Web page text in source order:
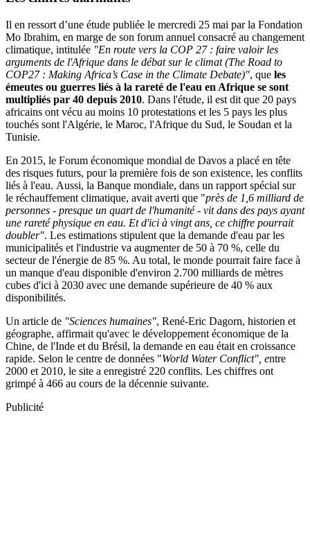
Il en ressort d’une étude publiée le mercredi 25 mai par la Fondation
Mo Ibrahim, en marge de son forum annuel consacré au changement
climatique, intitulée "En route vers la COP 27 : faire valoir les
arguments de l'Afrique dans le débat sur le climat (The Road to
COP27 : Making Africa’s Case in the Climate Debate)", que les
émeutes ou guerres liés à la rareté de l'eau en Afrique se sont
multipliés par 40 depuis 2010. Dans l'étude, il est dit que 20 pays
africains ont vécu au moins 10 protestations et les 5 pays les plus
touchés sont l'Algérie, le Maroc, l'Afrique du Sud, le Soudan et la
Tunisie.
En 2015, le Forum économique mondial de Davos a placé en tête
des risques futurs, pour la première fois de son existence, les conflits
liés à l'eau. Aussi, la Banque mondiale, dans un rapport spécial sur
le réchauffement climatique, avait averti que "près de 1,6 milliard de
personnes - presque un quart de l'humanité - vit dans des pays ayant
une rareté physique en eau. Et d'ici à vingt ans, ce chiffre pourrait
doubler". Les estimations stipulent que la demande d'eau par les
municipalités et l'industrie va augmenter de 50 à 70 %, celle du
secteur de l'énergie de 85 %. Au total, le monde pourrait faire face à
un manque d'eau disponible d'environ 2.700 milliards de mètres
cubes d'ici à 2030 avec une demande supérieure de 40 % aux
disponibilités.
Un article de "Sciences humaines", René-Eric Dagorn, historien et
géographe, affirmait qu'avec le développement économique de la
Chine, de l'Inde et du Brésil, la demande en eau était en croissance
rapide. Selon le centre de données "World Water Conflict", entre
2000 et 2010, le site a enregistré 220 conflits. Les chiffres ont
grimpé à 466 au cours de la décennie suivante.
Publicité